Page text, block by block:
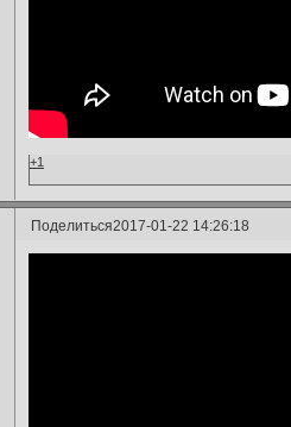
+1
Поделиться2017-01-22 14:26:18